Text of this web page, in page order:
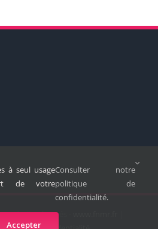
droits réservés -
à seul usage
de votre
Consulter notre
politique de
confidentialité.
Accepter